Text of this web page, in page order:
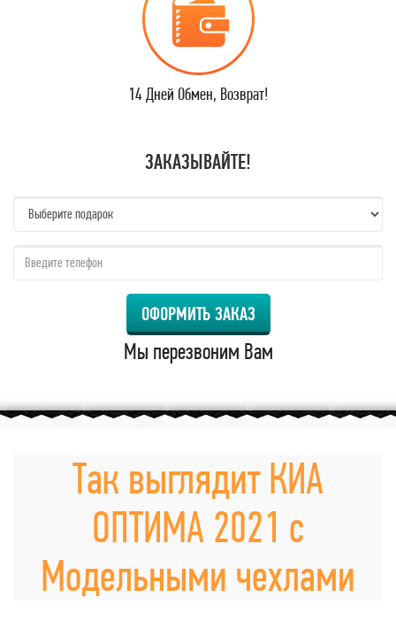
14 Дней Обмен, Возврат!
ЗАКАЗЫВАЙТЕ!
ОФОРМИТЬ ЗАКАЗ
Мы перезвоним Вам
Так выглядит КИА
ОПТИМА 2021 с
Модельными чехлами